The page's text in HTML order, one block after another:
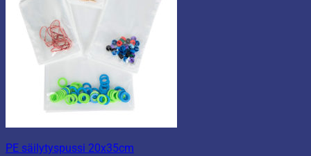
PE säilytyspussi 20x35cm